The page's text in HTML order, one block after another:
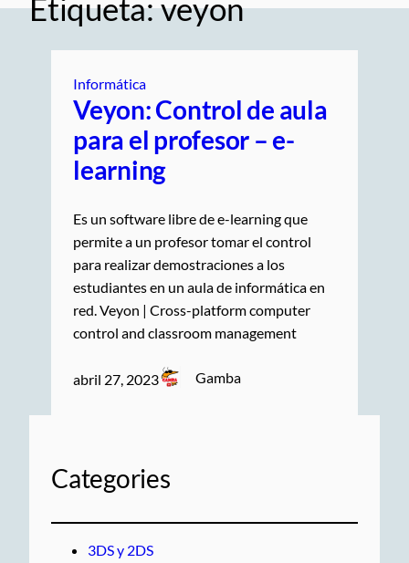
Etiqueta:veyon
Informática
Veyon: Control de aula
para el profesor – e-
learning
Es un software libre de e-learning que
permite a un profesor tomar el control
para realizar demostraciones a los
estudiantes en un aula de informática en
red. Veyon | Cross-platform computer
control and classroom management
abril 27, 2023 Gamba
Categories
3DS y 2DS